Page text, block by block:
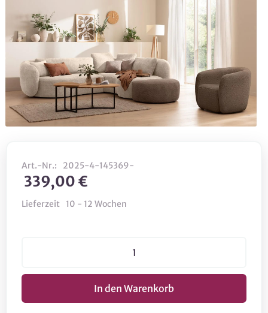
Art.-Nr.: 2025-4-145369-
339,00 €
Lieferzeit 10 - 12 Wochen